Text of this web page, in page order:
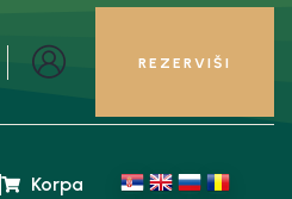
REZERVIŠI
Korpa